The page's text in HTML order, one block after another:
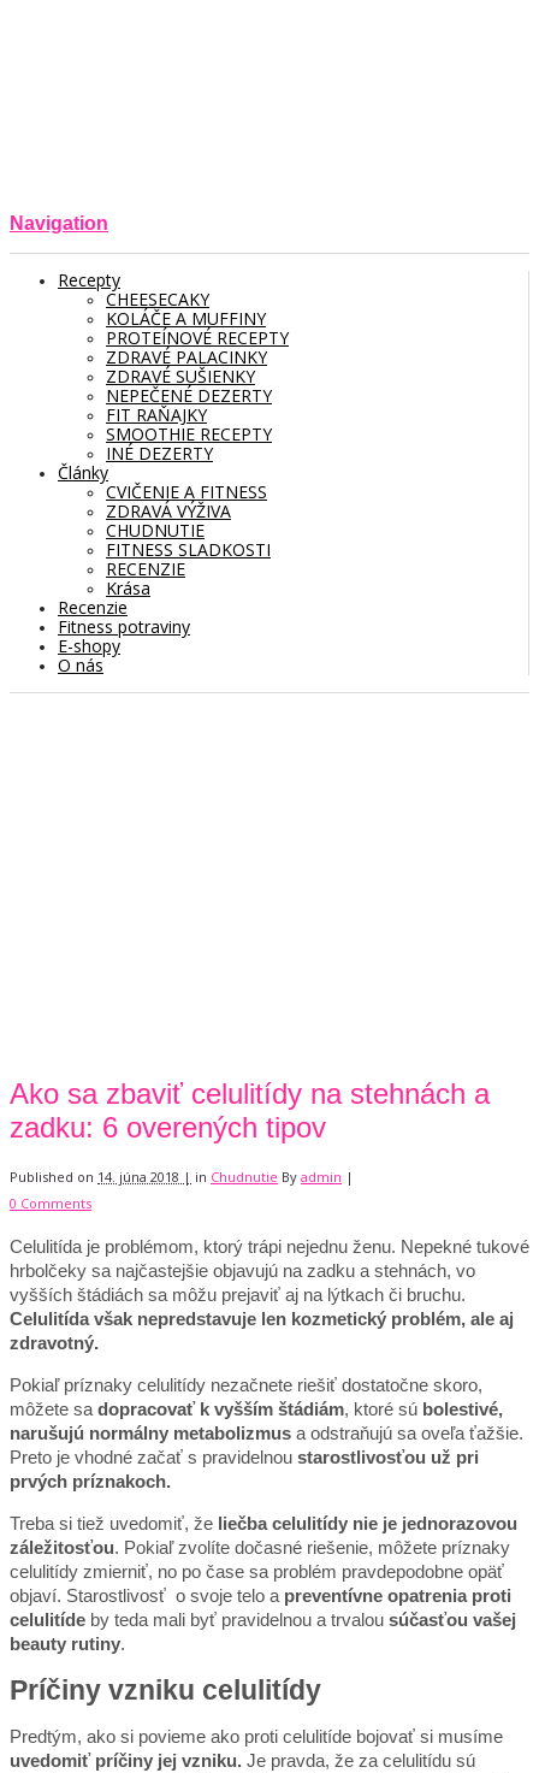
Navigation
Recepty
CHEESECAKY
KOLÁČE A MUFFINY
PROTEÍNOVÉ RECEPTY
ZDRAVÉ PALACINKY
ZDRAVÉ SUŠIENKY
NEPEČENÉ DEZERTY
FIT RAŇAJKY
SMOOTHIE RECEPTY
INÉ DEZERTY
Články
CVIČENIE A FITNESS
ZDRAVÁ VÝŽIVA
CHUDNUTIE
FITNESS SLADKOSTI
RECENZIE
Krása
Recenzie
Fitness potraviny
E-shopy
O nás
Ako sa zbaviť celulitídy na stehnách a
zadku: 6 overených tipov
Published on 14. júna 2018 | in Chudnutie By admin |
0 Comments
Celulitída je problémom, ktorý trápi nejednu ženu. Nepekné tukové
hrbolčeky sa najčastejšie objavujú na zadku a stehnách, vo
vyšších štádiách sa môžu prejaviť aj na lýtkach či bruchu.
Celulitída však nepredstavuje len kozmetický problém, ale aj
zdravotný.
Pokiaľ príznaky celulitídy nezačnete riešiť dostatočne skoro,
môžete sa dopracovať k vyšším štádiám, ktoré sú bolestivé,
narušujú normálny metabolizmus a odstraňujú sa oveľa ťažšie.
Preto je vhodné začať s pravidelnou starostlivosťou už pri
prvých príznakoch.
Treba si tiež uvedomiť, že liečba celulitídy nie je jednorazovou
záležitosťou. Pokiaľ zvolíte dočasné riešenie, môžete príznaky
celulitídy zmierniť, no po čase sa problém pravdepodobne opäť
objaví. Starostlivosť o svoje telo a preventívne opatrenia proti
celulitíde by teda mali byť pravidelnou a trvalou súčasťou vašej
beauty rutiny.
Príčiny vzniku celulitídy
Predtým, ako si povieme ako proti celulitíde bojovať si musíme
uvedomiť príčiny jej vzniku. Je pravda, že za celulitídu sú